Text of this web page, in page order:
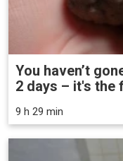
You haven’t
2 days – it's the
9 h 29 min